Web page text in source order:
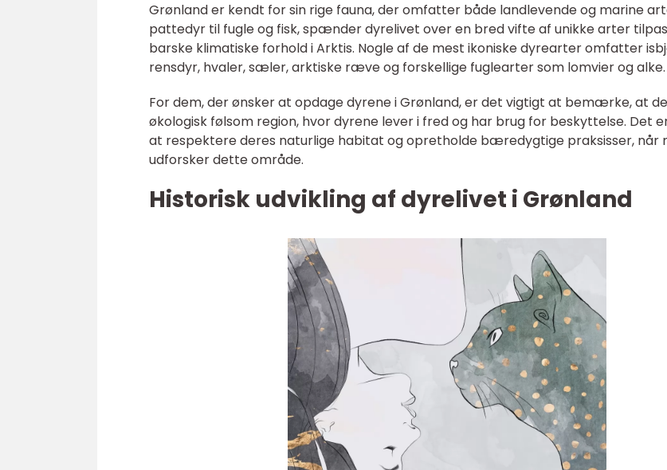
Grønland er kendt for sin rige fauna, der omfatter både landlevende og marine
pattedyr til fugle og fisk, spænder dyrelivet over en bred vifte af unikke arter
barske klimatiske forhold i Arktis. Nogle af de mest ikoniske dyrearter omfatter
rensdyr, hvaler, sæler, arktiske ræve og forskellige fuglearter som lomvier og alke.
For dem, der ønsker at opdage dyrene i Grønland, er det vigtigt at bemærke, at
økologisk følsom region, hvor dyrene lever i fred og har brug for beskyttelse. Det
at respektere deres naturlige habitat og opretholde bæredygtige praksisser, når
udforsker dette område.
Historisk udvikling af dyrelivet i Grønland